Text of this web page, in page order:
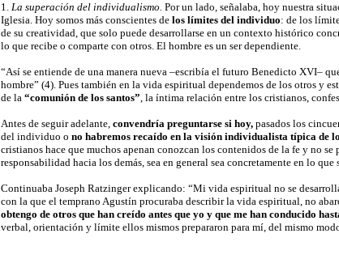
1. La superación del individualismo. Por un lado, señalaba, hoy nuestra
Iglesia. Hoy somos más conscientes de los límites del individuo: de los
de su creatividad, que solo puede desarrollarse en un contexto histórico
lo que recibe o comparte con otros. El hombre es un ser dependiente.
“Así se entiende de una manera nueva –escribía el futuro Benedicto XVI–
hombre” (4). Pues también en la vida espiritual dependemos de los otros y
de la “comunión de los santos”, la íntima relación entre los cristianos,
Antes de seguir adelante, convendría preguntarse si hoy,pasados los
del individuo o no habremos recaído en la visión individualista típica de
cristianos hace que muchos apenan conozcan los contenidos de la fe y no
responsabilidad hacia los demás, sea en general sea concretamente en lo
Continuaba Joseph Ratzinger explicando: “Mi vida espiritual no se
con la que el temprano Agustín procuraba describir la vida espiritual, no
obtengo de otros que han creído antes que yo y que me han conducido
verbal, orientación y límite ellos mismos prepararon para mí, del mismo